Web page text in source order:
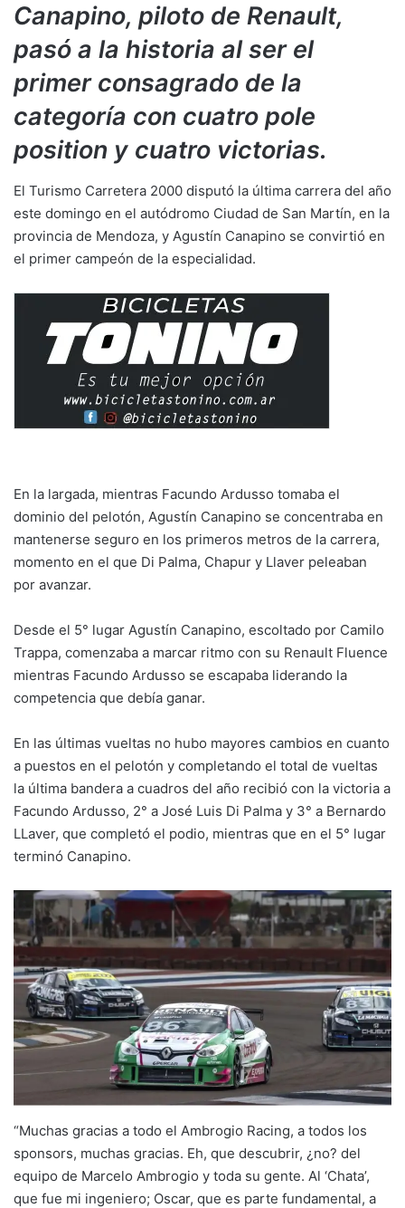
Canapino, piloto de Renault,
pasó a la historia al ser el
primer consagrado de la
categoría con cuatro pole
position y cuatro victorias.
El Turismo Carretera 2000 disputó la última carrera del año
este domingo en el autódromo Ciudad de San Martín, en la
provincia de Mendoza, y Agustín Canapino se convirtió en
el primer campeón de la especialidad.
En la largada, mientras Facundo Ardusso tomaba el
dominio del pelotón, Agustín Canapino se concentraba en
mantenerse seguro en los primeros metros de la carrera,
momento en el que Di Palma, Chapur y Llaver peleaban
por avanzar.
Desde el 5° lugar Agustín Canapino, escoltado por Camilo
Trappa, comenzaba a marcar ritmo con su Renault Fluence
mientras Facundo Ardusso se escapaba liderando la
competencia que debía ganar.
En las últimas vueltas no hubo mayores cambios en cuanto
a puestos en el pelotón y completando el total de vueltas
la última bandera a cuadros del año recibió con la victoria a
Facundo Ardusso, 2° a José Luis Di Palma y 3° a Bernardo
LLaver, que completó el podio, mientras que en el 5° lugar
terminó Canapino.
“Muchas gracias a todo el Ambrogio Racing, a todos los
sponsors, muchas gracias. Eh, que descubrir, ¿no? del
equipo de Marcelo Ambrogio y toda su gente. Al ‘Chata’,
que fue mi ingeniero; Oscar, que es parte fundamental, a